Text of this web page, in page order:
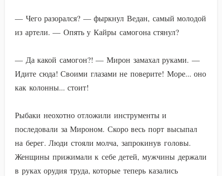
— Чего разорался? — фыркнул Ведан, самый молодой
из артели. — Опять у Кайры самогона стянул?
— Да какой самогон?! — Мирон замахал руками. —
Идите сюда! Своими глазами не поверите! Море... оно
как колонны... стоит!
Рыбаки неохотно отложили инструменты и
последовали за Мироном. Скоро весь порт высыпал
на берег. Люди стояли молча, запрокинув головы.
Женщины прижимали к себе детей, мужчины держали
в руках орудия труда, которые теперь казались